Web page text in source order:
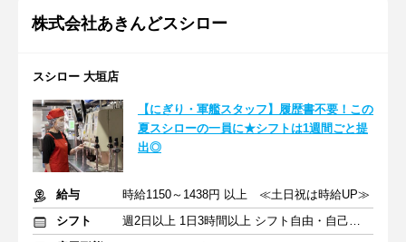
株式会社あきんどスシロー
スシロー 大垣店
【にぎり・軍艦スタッフ】履歴書不要！この
夏スシローの一員に★シフトは1週間ごと提
出◎
給与
時給1150～1438円 以上 ≪土日祝は時給UP≫
シフト
週2日以上 1日3時間以上 シフト自由・自己申告